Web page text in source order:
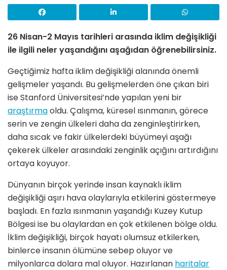
26 Nisan-2 Mayıs tarihleri arasında iklim değişikliği
ile ilgili neler yaşandığını aşağıdan öğrenebilirsiniz.
Geçtiğimiz hafta iklim değişikliği alanında önemli
gelişmeler yaşandı. Bu gelişmelerden öne çıkan biri
ise Stanford Üniversitesi’nde yapılan yeni bir
araştırmaoldu. Çalışma, küresel ısınmanın, görece
serin ve zengin ülkeleri daha da zenginleştirirken,
daha sıcak ve fakir ülkelerdeki büyümeyi aşağı
çekerek ülkeler arasındaki zenginlik açığını artırdığını
ortaya koyuyor.
Dünyanın birçok yerinde insan kaynaklı iklim
değişikliği aşırı hava olaylarıyla etkilerini göstermeye
başladı. En fazla ısınmanın yaşandığı Kuzey Kutup
Bölgesi ise bu olaylardan en çok etkilenen bölge oldu.
İklim değişikliği, birçok hayatı olumsuz etkilerken,
binlerce insanın ölümüne sebep oluyor ve
milyonlarca dolara mal oluyor. Hazırlanan haritalar